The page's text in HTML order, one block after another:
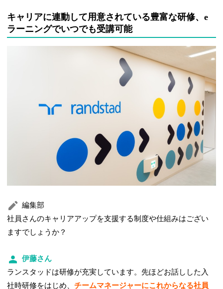
キャリアに連動して用意されている豊富な研修、e
ラーニングでいつでも受講可能
編集部
社員さんのキャリアアップを支援する制度や仕組みはござい
ますでしょうか？
伊藤さん
ランスタッドは研修が充実しています。先ほどお話しした入
社時研修をはじめ、チームマネージャーにこれからなる社員